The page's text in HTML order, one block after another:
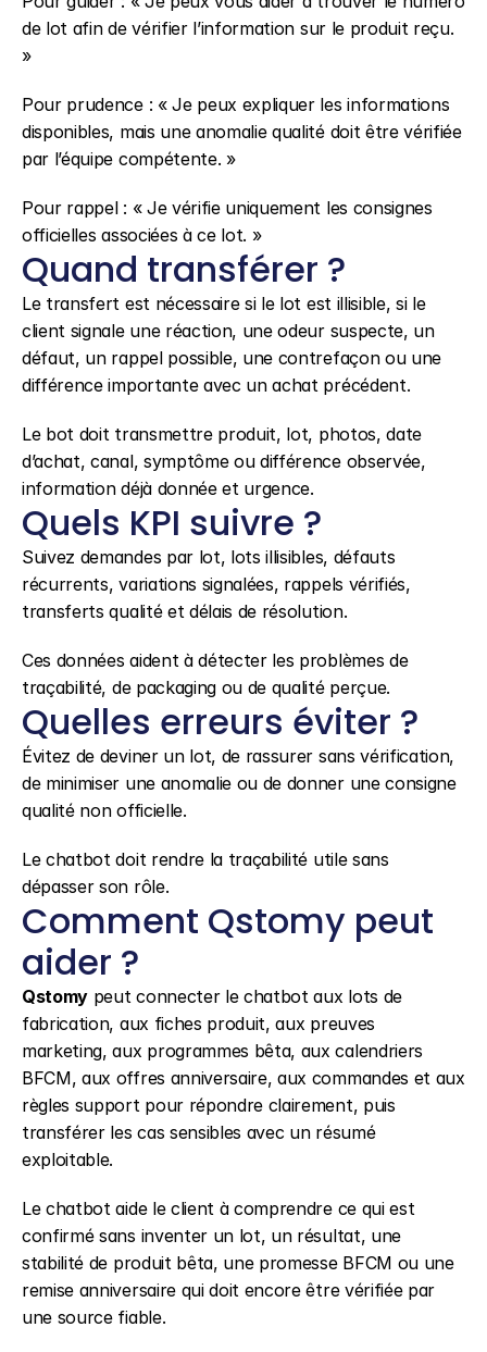
de lot afin de vérifier l’information sur le produit reçu.
»
Pour prudence : « Je peux expliquer les informations
disponibles, mais une anomalie qualité doit être vérifiée
par l’équipe compétente. »
Pour rappel : « Je vérifie uniquement les consignes
officielles associées à ce lot. »
Quand transférer ?
Le transfert est nécessaire si le lot est illisible, si le
client signale une réaction, une odeur suspecte, un
défaut, un rappel possible, une contrefaçon ou une
différence importante avec un achat précédent.
Le bot doit transmettre produit, lot, photos, date
d’achat, canal, symptôme ou différence observée,
information déjà donnée et urgence.
Quels KPI suivre ?
Suivez demandes par lot, lots illisibles, défauts
récurrents, variations signalées, rappels vérifiés,
transferts qualité et délais de résolution.
Ces données aident à détecter les problèmes de
traçabilité, de packaging ou de qualité perçue.
Quelles erreurs éviter ?
Évitez de deviner un lot, de rassurer sans vérification,
de minimiser une anomalie ou de donner une consigne
qualité non officielle.
Le chatbot doit rendre la traçabilité utile sans
dépasser son rôle.
Comment Qstomy peut
aider ?
Qstomy peut connecter le chatbot aux lots de
fabrication, aux fiches produit, aux preuves
marketing, aux programmes bêta, aux calendriers
BFCM, aux offres anniversaire, aux commandes et aux
règles support pour répondre clairement, puis
transférer les cas sensibles avec un résumé
exploitable.
Le chatbot aide le client à comprendre ce qui est
confirmé sans inventer un lot, un résultat, une
stabilité de produit bêta, une promesse BFCM ou une
remise anniversaire qui doit encore être vérifiée par
une source fiable.